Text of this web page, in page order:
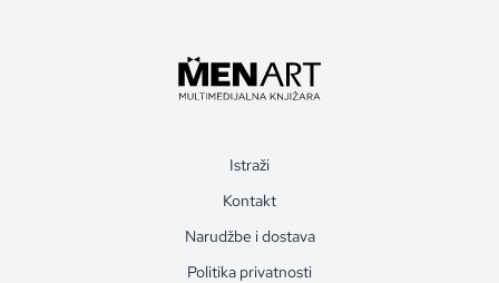
Istraži
Kontakt
Narudžbe i dostava
Politika privatnosti